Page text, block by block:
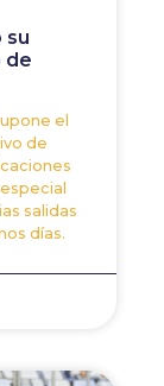
su
de
el
de
salidas
días.